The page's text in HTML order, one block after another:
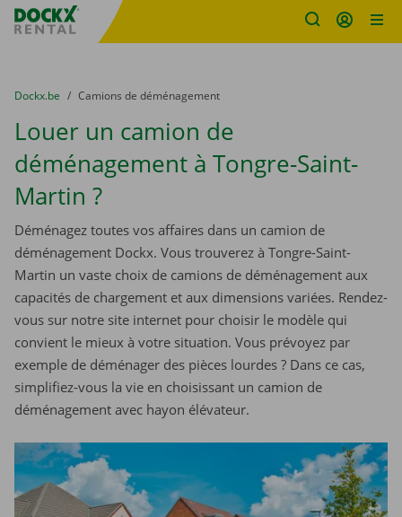
sitename
You are here:
du
Dockx.be to
Camions de déménagement
Louer un camion de
déménagement à Tongre-Saint-
Martin ?
Déménagez toutes vos affaires dans un camion de
déménagement Dockx. Vous trouverez à Tongre-Saint-
Martin un vaste choix de camions de déménagement aux
capacités de chargement et aux dimensions variées. Rendez-
vous sur notre site internet pour choisir le modèle qui
convient le mieux à votre situation. Vous prévoyez par
exemple de déménager des pièces lourdes ? Dans ce cas,
simplifiez-vous la vie en choisissant un camion de
déménagement avec hayon élévateur.